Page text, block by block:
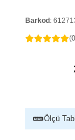
Barkod :
Ölçü